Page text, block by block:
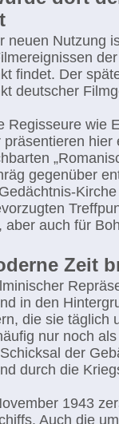
neuen Nutzung
findet. Der
deutscher
Regisseure wie
präsentieren
gegenüber
aber auch für
Zeit
in den
die sie täglich
nur noch
der
durch die
1943
Auch die